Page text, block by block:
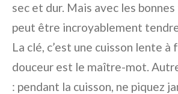
sec et dur. Mais avec les
peut être incroyablement
La clé, c’est une cuisson lente à
douceur est le maître-mot.
: pendant la cuisson, ne piquez